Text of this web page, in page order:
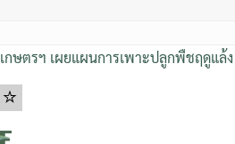
เกษตรฯ เผยแผนการเพาะปลูกพืชฤดูแล้